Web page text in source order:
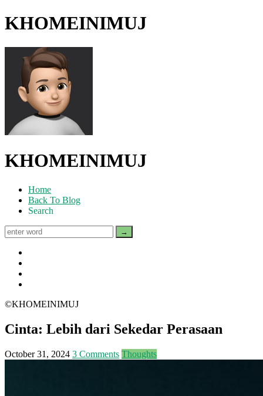
KHOMEINIMUJ
KHOMEINIMUJ
Home
Back To Blog
Search
©KHOMEINIMUJ
Cinta: Lebih dari Sekedar Perasaan
October 31, 2024 3 Comments Thoughts